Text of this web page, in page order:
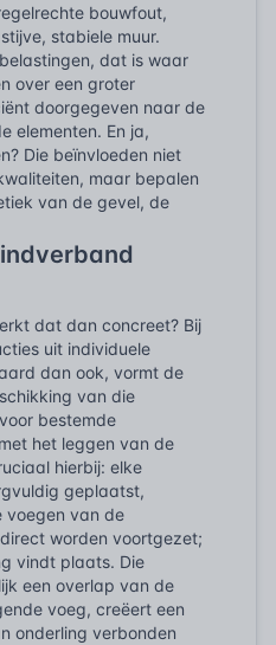
bouwfout,
stabiele muur.
dat is waar
over een groter
doorgegeven naar de
elementen. En ja,
Die beïnvloeden niet
maar bepalen
van de gevel, de
dat dan concreet? Bij
uit individuele
dan ook, vormt de
van die
bestemde
het leggen van de
hierbij: elke
geplaatst,
voegen van de
worden voortgezet;
vindt plaats. Die
een overlap van de
voeg, creëert een
onderling verbonden